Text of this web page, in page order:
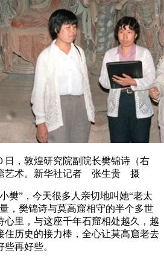
日，敦煌研究院副院长樊锦诗（右
艺术。新华社记者 张生贵 摄
樊”，今天很多人亲切地叫她“老太
，樊锦诗与莫高窟相守的半个多世
心里，与这座千年石窟相处越久，越
住历史的接力棒，全心让莫高窟老去
再好些。